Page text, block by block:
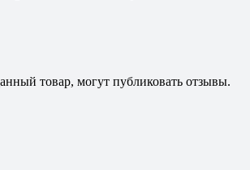
товар, могут публиковать отзывы.